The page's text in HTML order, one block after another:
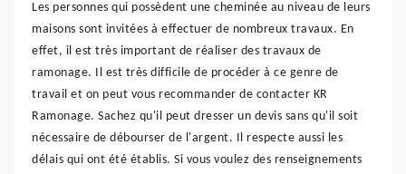
Les personnes qui possèdent une cheminée au niveau de leurs
maisons sont invitées à effectuer de nombreux travaux. En
effet, il est très important de réaliser des travaux de
ramonage. Il est très difficile de procéder à ce genre de
travail et on peut vous recommander de contacter KR
Ramonage. Sachez qu'il peut dresser un devis sans qu'il soit
nécessaire de débourser de l'argent. Il respecte aussi les
délais qui ont été établis. Si vous voulez des renseignements